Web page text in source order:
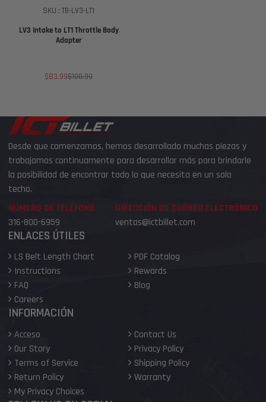
SKU : TB-LV3-LT1
LV3 Intake to LT1 Throttle Body
Adapter
Precio
$83.99Precio
$100.99
Desde que comenzamos, hemos desarrollado muchas piezas y
trabajamos continuamente para desarrollar más para brindarle
la posibilidad de encontrar todo lo que necesita en un solo
techo.
NÚMERO DE TELÉFONO
316-800-6959
DIRECCIÓN DE CORREO ELECTRÓNICO
ventas@ictbillet.com
ENLACES ÚTILES
LS Belt Length Chart
PDF Catalog
Instructions
Rewards
FAQ
Blog
Careers
INFORMACIÓN
Acceso
Contact Us
Our Story
Privacy Policy
Terms of Service
Shipping Policy
Return Policy
Warranty
My Privacy Choices